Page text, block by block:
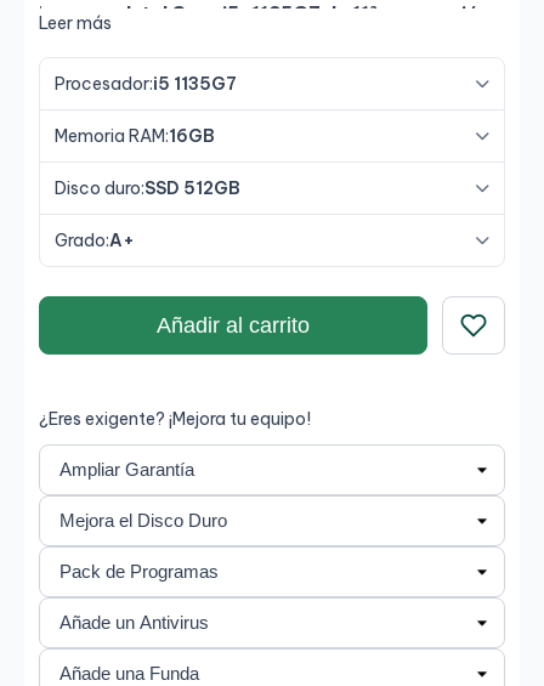
Incorpora Intel Core i5-1135G7 de 11ª generación
configuración ideal para multitarea, aplicaciones de
pulgadas Full HDproporciona un entorno de trabajo
cómodo, siendo perfecto paraoficina, teletrabajo y
entornos profesionales exigentes
Leer más
Procesador:i5 1135G7
Memoria RAM:16GB
Disco duro:SSD 512GB
Grado:A+
Añadir al carrito
¿Eres exigente? ¡Mejora tu equipo!